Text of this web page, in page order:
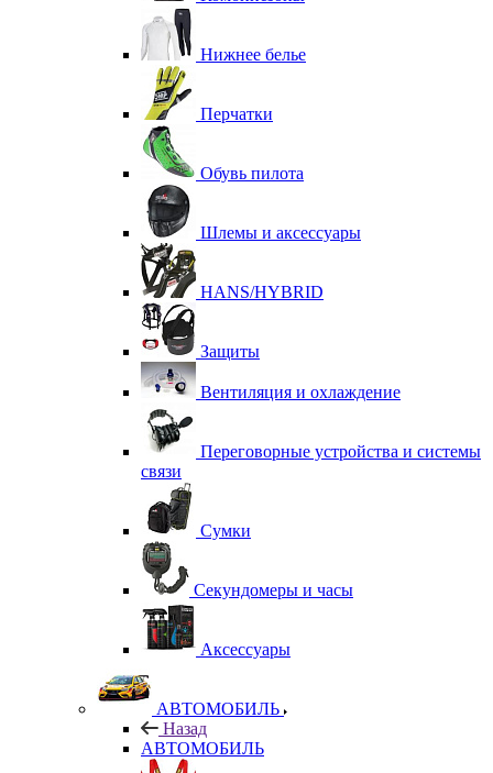
Нижнее белье
Перчатки
Обувь пилота
Шлемы и аксессуары
HANS/HYBRID
Защиты
Вентиляция и охлаждение
Переговорные устройства и системы
связи
Сумки
Секундомеры и часы
Аксессуары
АВТОМОБИЛЬ
Назад
АВТОМОБИЛЬ